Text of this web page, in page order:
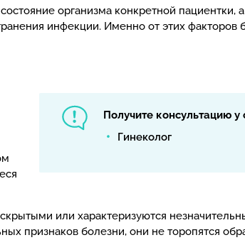
организма конкретной пациентки,
инфекции. Именно от этих факторов
Получите консультацию у
Гинеколог
или характеризуются
признаков болезни, они не торопятся